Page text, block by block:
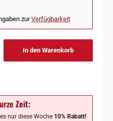
zurVerfügbarkeit
In den Warenkorb
Zeit:
nur diese Woche10% Rabatt!